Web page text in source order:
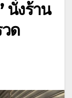
นั่งร้าน
ด